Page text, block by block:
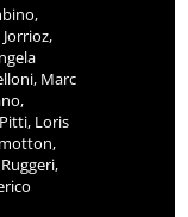
Marc
Loris